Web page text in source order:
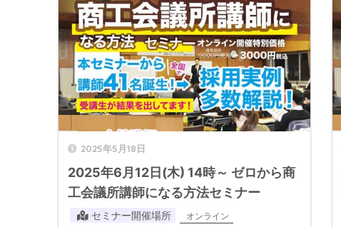
2025年5月18日
2025年6月12日(木) 14時～ ゼロから商
工会議所講師になる方法セミナー
セミナー開催場所 オンライン